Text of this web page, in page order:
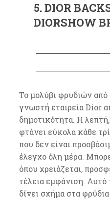
5. DIOR
DIORSHOW
Το μολύβι φρυδιών
γνωστή εταιρεία Dior
δημοτικότητα. Η
φτάνει εύκολα κάθε
που δεν είναι
έλεγχο όλη μέρα.
όπου χρειάζεται,
τέλεια εμφάνιση.
δίνει σχήμα στα